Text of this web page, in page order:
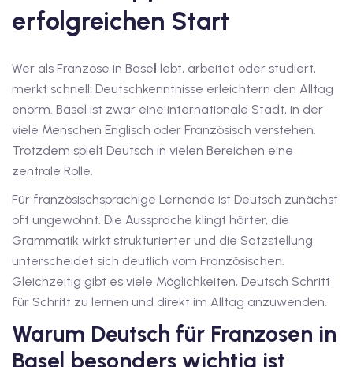
Deutsch A1
A1
Deutsch A1
erfolgreichen Start
Wer als Franzose in Basel lebt, arbeitet oder studiert,
merkt schnell: Deutschkenntnisse erleichtern den Alltag
enorm. Basel ist zwar eine internationale Stadt, in der
viele Menschen Englisch oder Französisch verstehen.
Trotzdem spielt Deutsch in vielen Bereichen eine
zentrale Rolle.
Für französischsprachige Lernende ist Deutsch zunächst
oft ungewohnt. Die Aussprache klingt härter, die
Grammatik wirkt strukturierter und die Satzstellung
unterscheidet sich deutlich vom Französischen.
Gleichzeitig gibt es viele Möglichkeiten, Deutsch Schritt
für Schritt zu lernen und direkt im Alltag anzuwenden.
Warum Deutsch für Franzosen in
Basel besonders wichtig ist